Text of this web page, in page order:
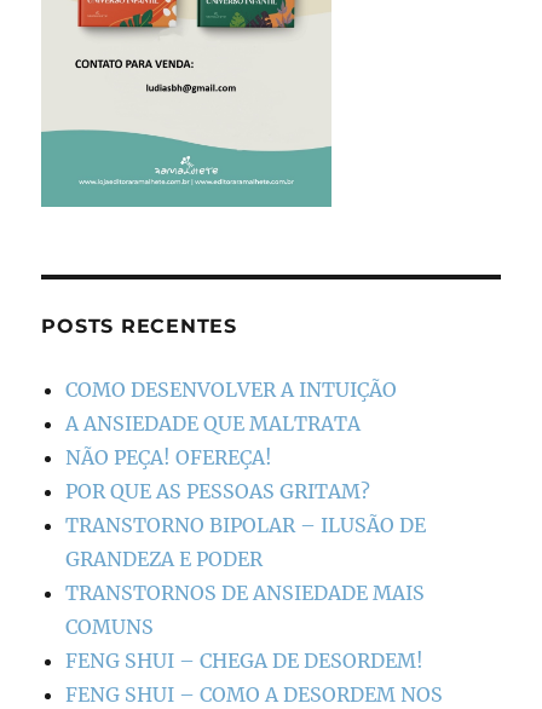
POSTS RECENTES
COMO DESENVOLVER A INTUIÇÃO
A ANSIEDADE QUE MALTRATA
NÃO PEÇA! OFEREÇA!
POR QUE AS PESSOAS GRITAM?
TRANSTORNO BIPOLAR – ILUSÃO DE
GRANDEZA E PODER
TRANSTORNOS DE ANSIEDADE MAIS
COMUNS
FENG SHUI – CHEGA DE DESORDEM!
FENG SHUI – COMO A DESORDEM NOS